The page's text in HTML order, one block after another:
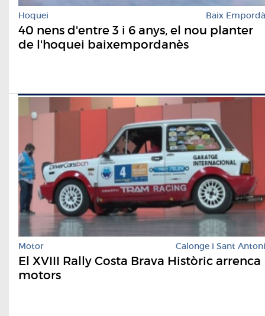
Hoquei Baix Empordà
40 nens d'entre 3 i 6 anys, el nou planter
de l'hoquei baixempordanès
Motor Calonge i Sant Antoni
El XVIII Rally Costa Brava Històric arrenca
motors